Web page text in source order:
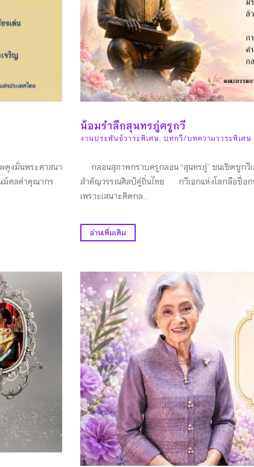
ดุงมั่นพระศาสนา
ม์ดลค่าคุณากร
น้อมรำลึกสุนทรภู่ครูกวี
งานประพันธ์วาระพิเศษ บทกวี/บทความวาระพิเศษ
กลอนสุภาพกราบครูกลอน “สุนทรภู่” ชนเชิดชูกวี
สำคัญวรรณศิลป์คู่ถิ่นไทย กวีเอกแห่งโลกลือชื่อกร
เพราะเสนาะคิดกล...
อ่านเพิ่มเติม